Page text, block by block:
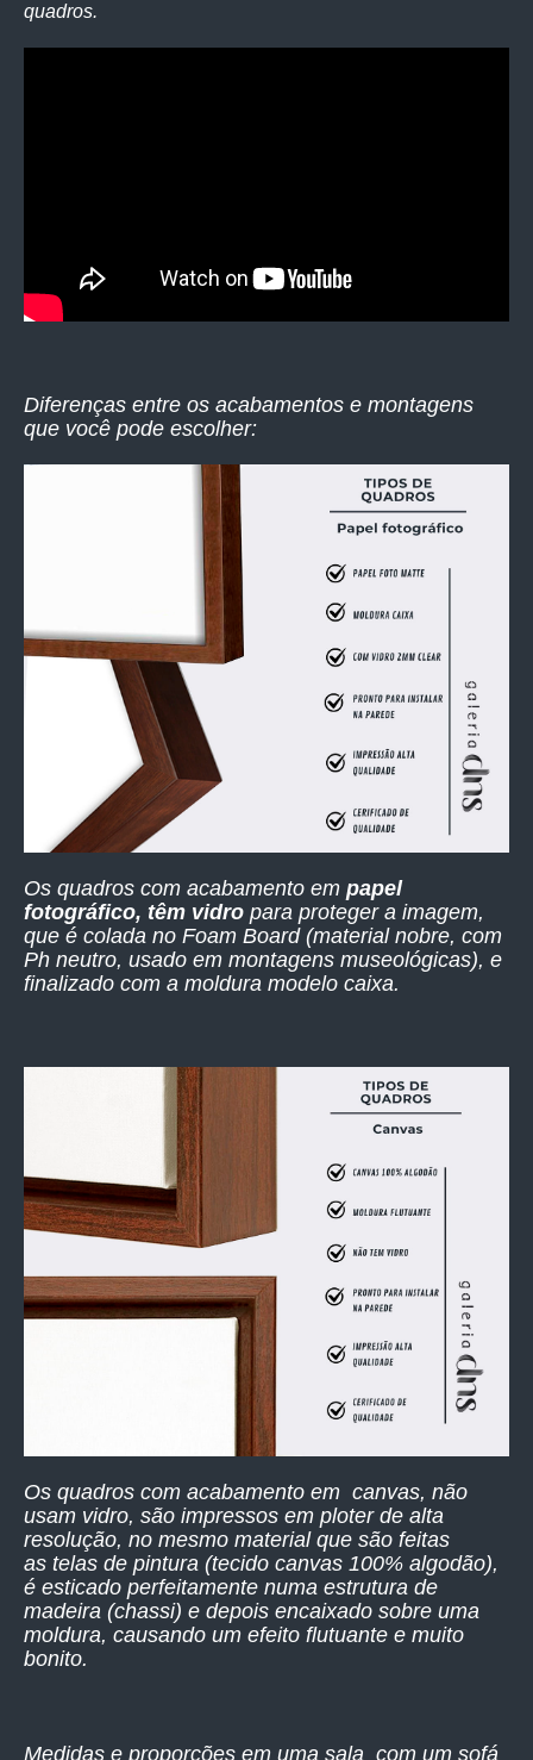
quadros.
Diferenças entre os acabamentos e montagens
que você pode escolher:
Os quadros com acabamento em papel
fotográfico, têm vidro para proteger a imagem,
que é colada no Foam Board (material nobre, com
Ph neutro, usado em montagens museológicas), e
finalizado com a moldura modelo caixa.
Os quadros com acabamento em canvas, não
usam vidro, são impressos em ploter de alta
resolução, no mesmo material que são feitas
as telas de pintura (tecido canvas 100% algodão),
é esticado perfeitamente numa estrutura de
madeira (chassi) e depois encaixado sobre uma
moldura, causando um efeito flutuante e muito
bonito.
Medidas e proporções em uma sala com um sofá